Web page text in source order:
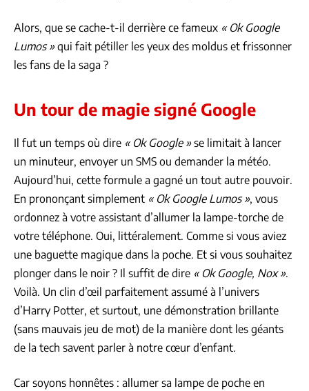
Alors, que se cache-t-il derrière ce fameux « Ok Google
Lumos »qui fait pétiller les yeux des moldus et frissonner
les fans de la saga ?
Un tour de magie signé Google
Il fut un temps où dire « Ok Google »se limitait à lancer
un minuteur, envoyer un SMS ou demander la météo.
Aujourd’hui, cette formule a gagné un tout autre pouvoir.
En prononçant simplement « Ok Google Lumos », vous
ordonnez à votre assistant d’allumer la lampe-torche de
votre téléphone. Oui, littéralement. Comme si vous aviez
une baguette magique dans la poche. Et si vous souhaitez
plonger dans le noir ? Il suffit de dire « Ok Google, Nox ».
Voilà. Un clin d’œil parfaitement assumé à l’univers
d’Harry Potter, et surtout, une démonstration brillante
(sans mauvais jeu de mot) de la manière dont les géants
de la tech savent parler à notre cœur d’enfant.
Car soyons honnêtes : allumer sa lampe de poche en